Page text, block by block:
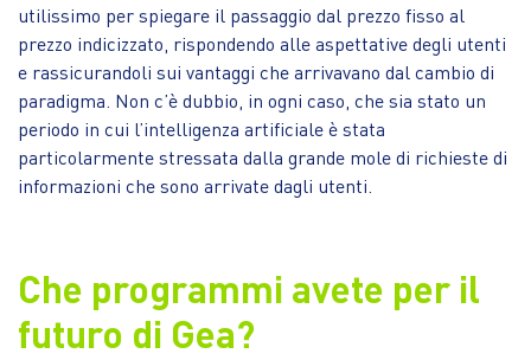
utilissimo per spiegare il passaggio dal prezzo fisso al
prezzo indicizzato, rispondendo alle aspettative degli utenti
e rassicurandoli sui vantaggi che arrivavano dal cambio di
paradigma. Non c’è dubbio, in ogni caso, che sia stato un
periodo in cui l’intelligenza artificiale è stata
particolarmente stressata dalla grande mole di richieste di
informazioni che sono arrivate dagli utenti.
Che programmi avete per il
futuro di Gea?